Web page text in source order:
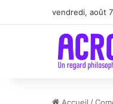
vendredi, août